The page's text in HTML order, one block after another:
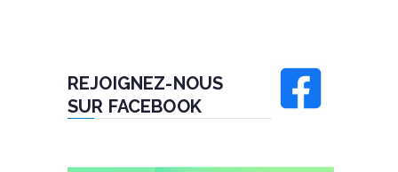
REJOIGNEZ-NOUS
SUR FACEBOOK